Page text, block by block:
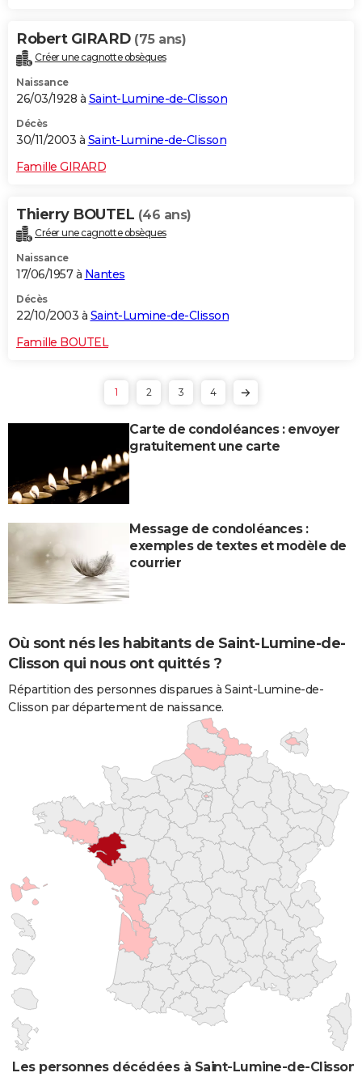
Robert GIRARD (75 ans)
Créer une cagnotte obsèques
Naissance
26/03/1928 à Saint-Lumine-de-Clisson
Décès
30/11/2003 à Saint-Lumine-de-Clisson
Famille GIRARD
Thierry BOUTEL (46 ans)
Créer une cagnotte obsèques
Naissance
17/06/1957 à Nantes
Décès
22/10/2003 à Saint-Lumine-de-Clisson
Famille BOUTEL
1 2 3 4
Carte de condoléances : envoyer
gratuitement une carte
Message de condoléances :
exemples de textes et modèle de
courrier
Où sont nés les habitants de Saint-Lumine-de-
Clisson qui nous ont quittés ?
Répartition des personnes disparues à Saint-Lumine-de-
Clisson par département de naissance.
Les personnes décédées à Saint-Lumine-de-Clisson